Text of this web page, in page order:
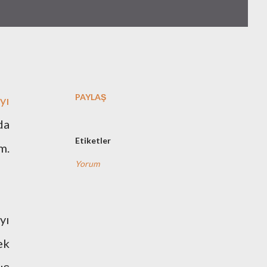
PAYLAŞ
Etiketler
Yorum